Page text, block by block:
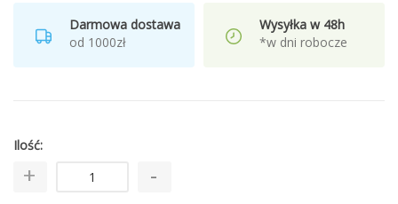
Darmowa dostawa
od 1000zł
Wysyłka w 48h
*w dni robocze
Ilość